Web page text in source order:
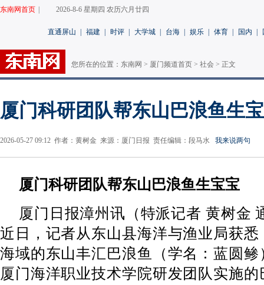
东南网首页 2026-8-6 星期四 农历六月廿四
直通屏山 福建 时评 大学城 台海 娱乐 体育 国内
您所在的位置： 东南网 > 厦门频道首页 > 社会 > 正文
厦门科研团队帮东山巴浪鱼生
2026-05-27 09:12 作者：黄树金 来源：厦门日报 责任编辑：段马水 我来说两句
厦门科研团队帮东山巴浪鱼生宝宝
厦门日报漳州讯（特派记者 黄树金
近日，记者从东山县海洋与渔业局获
海域的东山丰汇巴浪鱼（学名：蓝圆
厦门海洋职业技术学院研发团队实施